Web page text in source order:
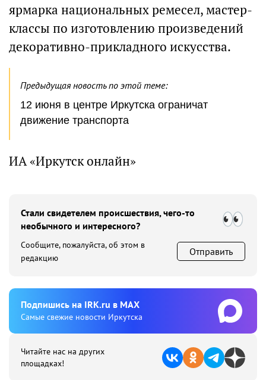
ярмарка национальных ремесел, мастер-
классы по изготовлению произведений
декоративно-прикладного искусства.
Предыдущая новость по этой теме:
12 июня в центре Иркутска ограничат
движение транспорта
ИА «Иркутск онлайн»
Стали свидетелем происшествия, чего-то
необычного и интересного?
Сообщите, пожалуйста, об этом в
редакцию
Отправить
Подпишиcь на IRK.ru в MAX
Cамые свежие новости Иркутска
Читайте нас на других
площадках!